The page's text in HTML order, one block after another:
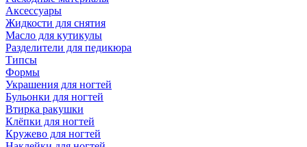
Аксессуары
Жидкости для снятия
Масло для кутикулы
Разделители для педикюра
Типсы
Формы
Украшения для ногтей
Бульонки для ногтей
Втирка ракушки
Клёпки для ногтей
Кружево для ногтей